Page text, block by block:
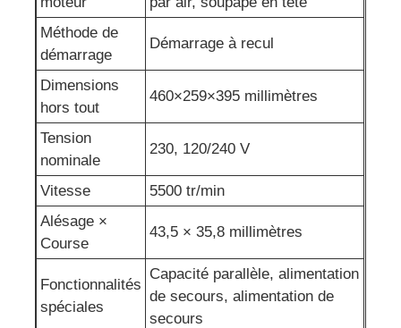
Méthode de
démarrage
Démarrage à recul
Dimensions
hors tout
460×259×395 millimètres
Tension
nominale
230, 120/240 V
Vitesse
5500 tr/min
Alésage ×
Course
43,5 × 35,8 millimètres
Fonctionnalités
spéciales
Capacité parallèle, alimentation
de secours, alimentation de
secours